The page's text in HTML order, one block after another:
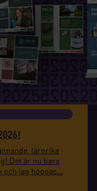
lärorika
Det är nu bara
och jag hoppas…